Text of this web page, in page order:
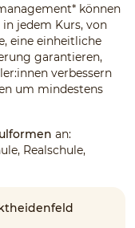
können
jedem Kurs, von
eine einheitliche
garantieren,
verbessern
um mindestens
an:
Realschule,